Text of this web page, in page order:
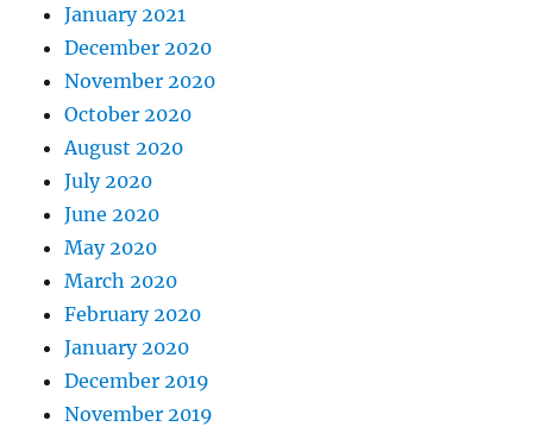
January 2021
December 2020
November 2020
October 2020
August 2020
July 2020
June 2020
May 2020
March 2020
February 2020
January 2020
December 2019
November 2019